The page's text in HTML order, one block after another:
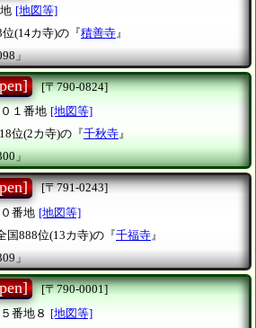
[地図等]
(14カ寺)の『積善寺』
」
[〒790-0824]
１番地 [地図等]
位(2カ寺)の『千秋寺』
」
[〒791-0243]
番地 [地図等]
国888位(13カ寺)の『千福寺 』
」
[〒790-0001]
番地８ [地図等]